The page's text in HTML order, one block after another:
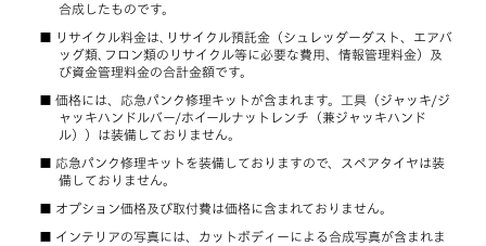
合成したものです。
リサイクル料金は､リサイクル預託金（シュレッダーダスト、エアバ
ッグ類､フロン類のリサイクル等に必要な費用、情報管理料金）及
び資金管理料金の合計金額です。
価格には、応急パンク修理キットが含まれます。工具（ジャッキ/ジ
ャッキハンドルバー/ホイールナットレンチ（兼ジャッキハンド
ル））は装備しておりません。
応急パンク修理キットを装備しておりますので、スペアタイヤは装
備しておりません。
オプション価格及び取付費は価格に含まれておりません。
インテリアの写真には、カットボディーによる合成写真が含まれま